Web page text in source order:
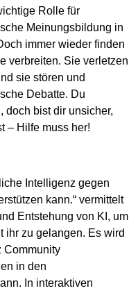
Rolle für
Meinungsbildung in
immer wieder finden
verbreiten. Sie verletzen
sie stören und
Debatte. Du
doch bist dir unsicher,
– Hilfe muss her!
Intelligenz gegen
kann.“ vermittelt
Entstehung von KI, um
ihr zu gelangen. Es wird
Community
in den
In interaktiven